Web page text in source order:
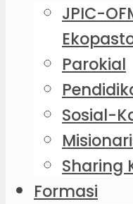
JPIC-
Parokial
Sosial-
Sharing
Formasi